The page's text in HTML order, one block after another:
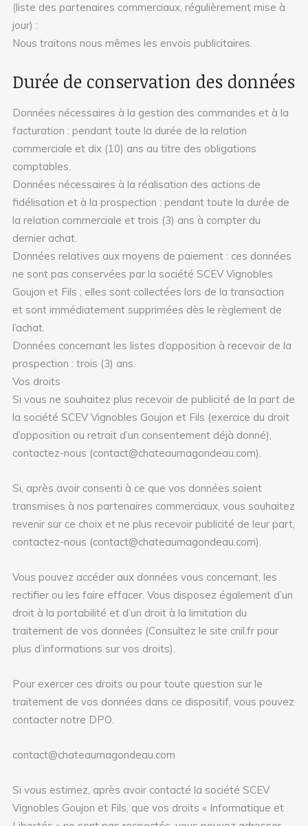
(liste des partenaires commerciaux, régulièrement mise à
jour) :
Nous traitons nous mêmes les envois publicitaires.
Durée de conservation des données
Données nécessaires à la gestion des commandes et à la
facturation : pendant toute la durée de la relation
commerciale et dix (10) ans au titre des obligations
comptables.
Données nécessaires à la réalisation des actions de
fidélisation et à la prospection : pendant toute la durée de
la relation commerciale et trois (3) ans à compter du
dernier achat.
Données relatives aux moyens de paiement : ces données
ne sont pas conservées par la société SCEV Vignobles
Goujon et Fils ; elles sont collectées lors de la transaction
et sont immédiatement supprimées dès le règlement de
l’achat.
Données concernant les listes d’opposition à recevoir de la
prospection : trois (3) ans.
Vos droits
Si vous ne souhaitez plus recevoir de publicité de la part de
la société SCEV Vignobles Goujon et Fils (exercice du droit
d’opposition ou retrait d’un consentement déjà donné),
contactez-nous (contact@chateaumagondeau.com).
Si, après avoir consenti à ce que vos données soient
transmises à nos partenaires commerciaux, vous souhaitez
revenir sur ce choix et ne plus recevoir publicité de leur part,
contactez-nous (contact@chateaumagondeau.com).
Vous pouvez accéder aux données vous concernant, les
rectifier ou les faire effacer. Vous disposez également d’un
droit à la portabilité et d’un droit à la limitation du
traitement de vos données (Consultez le site cnil.fr pour
plus d’informations sur vos droits).
Pour exercer ces droits ou pour toute question sur le
traitement de vos données dans ce dispositif, vous pouvez
contacter notre DPO.
contact@chateaumagondeau.com
Si vous estimez, après avoir contacté la société SCEV
Vignobles Goujon et Fils, que vos droits « Informatique et